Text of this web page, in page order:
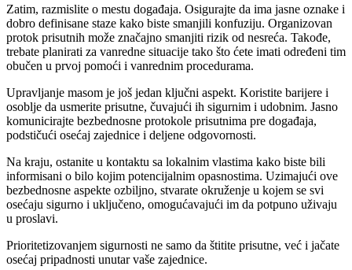
Zatim, razmislite o mestu događaja. Osigurajte da ima jasne oznake i
dobro definisane staze kako biste smanjili konfuziju. Organizovan
protok prisutnih može značajno smanjiti rizik od nesreća. Takođe,
trebate planirati za vanredne situacije tako što ćete imati određeni tim
obučen u prvoj pomoći i vanrednim procedurama.
Upravljanje masom je još jedan ključni aspekt. Koristite barijere i
osoblje da usmerite prisutne, čuvajući ih sigurnim i udobnim. Jasno
komunicirajte bezbednosne protokole prisutnima pre događaja,
podstičući osećaj zajednice i deljene odgovornosti.
Na kraju, ostanite u kontaktu sa lokalnim vlastima kako biste bili
informisani o bilo kojim potencijalnim opasnostima. Uzimajući ove
bezbednosne aspekte ozbiljno, stvarate okruženje u kojem se svi
osećaju sigurno i uključeno, omogućavajući im da potpuno uživaju
u proslavi.
Prioritetizovanjem sigurnosti ne samo da štitite prisutne, već i jačate
osećaj pripadnosti unutar vaše zajednice.